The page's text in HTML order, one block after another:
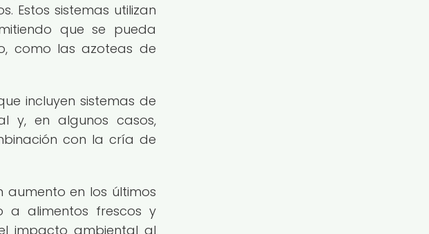
Estos sistemas utilizan
que se pueda
como las azoteas de
incluyen sistemas de
y, en algunos casos,
con la cría de
en los últimos
a alimentos frescos y
impacto ambiental al